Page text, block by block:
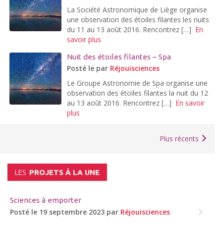
La Société Astronomique de Liège organise
une observation des étoiles filantes les nuits
du 11 au 13 août 2016. Rencontrez […] En
savoir plus
Nuit des étoiles filantes – Spa
Posté le par Réjouisciences
Le Groupe Astronomie de Spa organise une
observation des étoiles filantes la nuit du 12
au 13 août 2016. Rencontrez […] En savoir
plus
Plus récents
LES PROJETS À LA UNE
Sciences à emporter
Posté le 19 septembre 2023 par Réjouisciences